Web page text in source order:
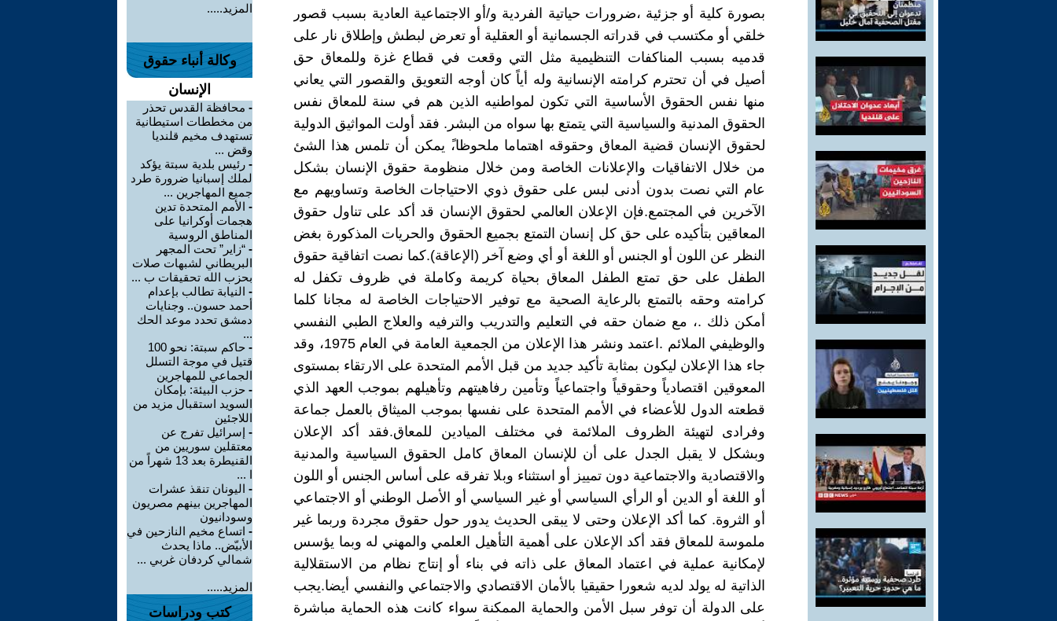
بصورة كلية أو جزئية ،ضرورات حياتية الفردية و/أو الاجتماعية العادية بسبب قصور
خلقي أو مكتسب في قدراته الجسمانية أو العقلية أو تعرض لبطش وإطلاق نار على
قدميه بسبب المناكفات التنظيمية مثل التي وقعت في قطاع غزة وللمعاق حق
أصيل في أن تحترم كرامته الإنسانية وله أياً كان أوجه التعويق والقصور التي يعاني
منها نفس الحقوق الأساسية التي تكون لمواطنيه الذين هم في سنة للمعاق نفس
الحقوق المدنية والسياسية التي يتمتع بها سواه من البشر. فقد أولت المواثيق الدولية
لحقوق الإنسان قضية المعاق وحقوقه اهتماما ملحوظا،ً يمكن أن تلمس هذا الشئ
من خلال الاتفاقيات والإعلانات الخاصة ومن خلال منظومة حقوق الإنسان بشكل
عام التي نصت بدون أدنى لبس على حقوق ذوي الاحتياجات الخاصة وتساويهم مع
الآخرين في المجتمع.فإن الإعلان العالمي لحقوق الإنسان قد أكد على تناول حقوق
المعاقين بتأكيده على حق كل إنسان التمتع بجميع الحقوق والحريات المذكورة بغض
النظر عن اللون أو الجنس أو اللغة أو أي وضع آخر (الإعاقة).كما نصت اتفاقية حقوق
الطفل على حق تمتع الطفل المعاق بحياة كريمة وكاملة في ظروف تكفل له
كرامته وحقه بالتمتع بالرعاية الصحية مع توفير الاحتياجات الخاصة له مجانا كلما
أمكن ذلك .، مع ضمان حقه في التعليم والتدريب والترفيه والعلاج الطبي النفسي
والوظيفي الملائم .اعتمد ونشر هذا الإعلان من الجمعية العامة في العام 1975، وقد
جاء هذا الإعلان ليكون بمثابة تأكيد جديد من قبل الأمم المتحدة على الارتقاء بمستوى
المعوقين اقتصادياً وحقوقياً واجتماعياً وتأمين رفاهيتهم وتأهيلهم بموجب العهد الذي
قطعته الدول للأعضاء في الأمم المتحدة على نفسها بموجب الميثاق بالعمل جماعة
وفرادى لتهيئة الظروف الملائمة في مختلف الميادين للمعاق.فقد أكد الإعلان
وبشكل لا يقبل الجدل على أن للإنسان المعاق كامل الحقوق السياسية والمدنية
والاقتصادية والاجتماعية دون تمييز أو استثناء وبلا تفرقه على أساس الجنس أو اللون
أو اللغة أو الدين أو الرأي السياسي أو غير السياسي أو الأصل الوطني أو الاجتماعي
أو الثروة. كما أكد الإعلان وحتى لا يبقى الحديث يدور حول حقوق مجردة وربما غير
ملموسة للمعاق فقد أكد الإعلان على أهمية التأهيل العلمي والمهني له وبما يؤسس
لإمكانية عملية في اعتماد المعاق على ذاته في بناء أو إنتاج نظام من الاستقلالية
الذاتية له يولد لديه شعورا حقيقيا بالأمان الاقتصادي والاجتماعي والنفسي أيضا.يجب
على الدولة أن توفر سبل الأمن والحماية الممكنة سواء كانت هذه الحماية مباشرة
المزيد.....
وكالة أنباء حقوق
الإنسان
- محافظة القدس تحذر
من مخططات استيطانية
تستهدف مخيم قلنديا
وقض ...
- رئيس بلدية سبتة يؤكد
لملك إسبانيا ضرورة طرد
جميع المهاجرين ...
- الأمم المتحدة تدين
هجمات أوكرانيا على
المناطق الروسية
- “زاير” تحت المجهر
البريطاني لشبهات صلات
بحزب الله تحقيقات ب ...
- النيابة تطالب بإعدام
أحمد حسون.. وجنايات
دمشق تحدد موعد الحك
...
-
حاكم سبتة: نحو 100
قتيل في موجة التسلل
الجماعي للمهاجرين
- حزب البيئة: بإمكان
السويد استقبال مزيد من
اللاجئين
- إسرائيل تفرج عن
معتقلين سوريين من
القنيطرة بعد 13 شهراً من
ا ...
- اليونان تنقذ عشرات
المهاجرين بينهم مصريون
وسودانيون
- اتساع مخيم النازحين في
الأبيّض.. ماذا يحدث
شمالي كردفان غربي ...
المزيد.....
كتب ودراسات